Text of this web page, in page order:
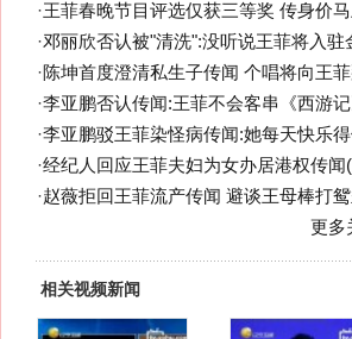
·王菲春晚节目评选仅获三等奖 传身价
·邓丽欣否认被"清洗":没听说王菲将入驻
·陈坤首度澄清私生子传闻 个唱将向王
·李亚鹏否认传闻:王菲不会客串《西游记
·李亚鹏驳王菲染怪病传闻:她每天快乐
·经纪人回应王菲夫妇为女办居港权传闻
·赵薇拒回王菲流产传闻 避谈王母棒打
更多
相关视频新闻